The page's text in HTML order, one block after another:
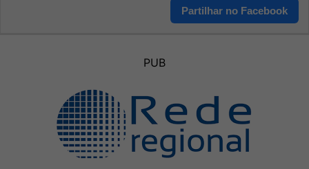
Partilhar no Facebook
PUB